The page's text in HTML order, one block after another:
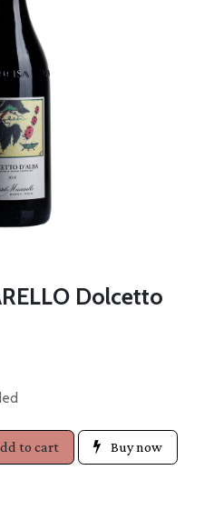
Dolcetto
to cart Buy now